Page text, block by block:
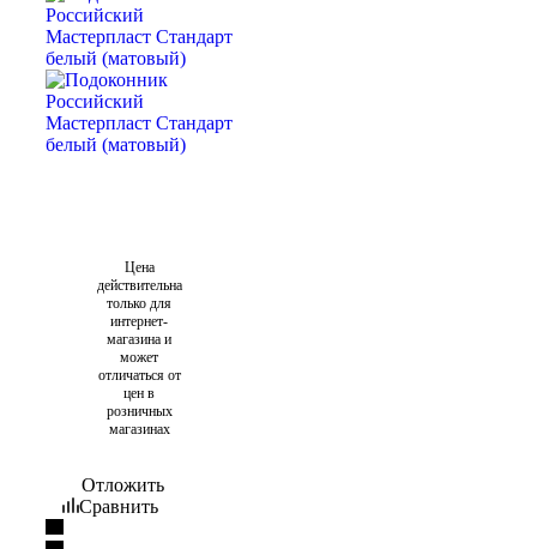
Цена
действительна
только для
интернет-
магазина и
может
отличаться от
цен в
розничных
магазинах
Отложить
Сравнить